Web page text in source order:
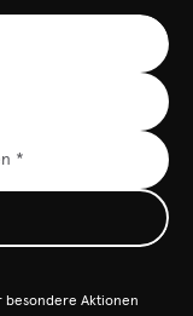
besondere Aktionen